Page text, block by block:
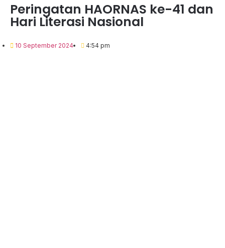
Peringatan HAORNAS ke-41 dan
Hari Literasi Nasional
10 September 2024 4:54 pm